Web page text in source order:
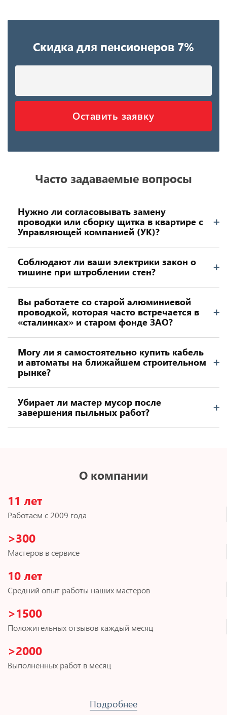
Скидка для пенсионеров 7%
Оставить заявку
Часто задаваемые вопросы
Нужно ли согласовывать замену
проводки или сборку щитка в квартире с
Управляющей компанией (УК)?
Соблюдают ли ваши электрики закон о
тишине при штроблении стен?
Вы работаете со старой алюминиевой
проводкой, которая часто встречается в
«сталинках» и старом фонде ЗАО?
Могу ли я самостоятельно купить кабель
и автоматы на ближайшем строительном
рынке?
Убирает ли мастер мусор после
завершения пыльных работ?
О компании
11 лет
Работаем с 2009 года
>300
Мастеров в сервисе
10 лет
Средний опыт работы наших мастеров
>1500
Положительных отзывов каждый месяц
>2000
Выполненных работ в месяц
Подробнее